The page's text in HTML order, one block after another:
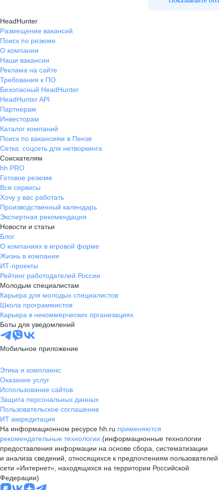
импортное и современное, есть
чему поучиться. Заявки прилетают
в планшет, удобная система
навигации по адресам. Коллектив
технарей небольшой, друг другу
помогают. Нюансы: Очень много
заявок в сезон (лето). Зарплата
хоть и нормальная, но потолок
наступает быстро. Премиальная
часть зависит от "чистоты
закрытия" — любая недоделка или
повторный выезд на ту же точку
режет KPI. Маршруты порой
выстраивают нелогично,
приходится мотаться из конца в
конец города. Для тех, кто любит
стабильные разъезды и
самостоятельность — нормально.
Ну в принципе всем доволен Есть
только один нюанс
HeadHunter
Размещение вакансий
Поиск по резюме
О компании
Наши вакансии
Реклама на сайте
Требования к ПО
Безопасный HeadHunter
HeadHunter API
Партнерам
Инвесторам
Каталог компаний
Поиск по вакансиям в Пензе
Сетка: соцсеть для нетворкинга
Соискателям
hh PRO
Готовое резюме
Все сервисы
Хочу у вас работать
Производственный календарь
Экспертная рекомендация
Новости и статьи
Блог
О компаниях в игровой форме
Жизнь в компании
ИТ-проекты
Рейтинг работодателей России
Молодым специалистам
Карьера для молодых специалистов
Школа программистов
Карьера в некоммерческих организациях
Боты для уведомлений
Мобильное приложение
Этика и комплаенс
Оказание услуг
Использование сайтов
Защита персональных данных
Пользовательское соглашение
ИТ аккредитация
На информационном ресурсе hh.ru применяются
рекомендательные технологии (информационные технологии
предоставления информации на основе сбора, систематизации
и анализа сведений, относящихся к предпочтениям пользователей
сети «Интернет», находящихся на территории Российской
Федерации)